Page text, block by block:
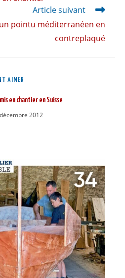
Article suivant
pointu méditerranéen en
contreplaqué
AIMER
en chantier en Suisse
2012